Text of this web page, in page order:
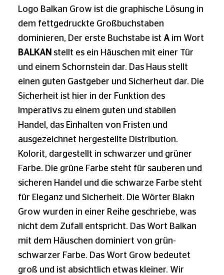
Logo Balkan Grow ist die graphische Lösung in
dem fettgedruckte Großbuchstaben
dominieren, Der erste Buchstabe ist Aim Wort
BALKAN stellt es ein Häuschen mit einer Tür
und einem Schornstein dar. Das Haus stellt
einen guten Gastgeber und Sicherheut dar. Die
Sicherheit ist hier in der Funktion des
Imperativs zu einem guten und stabilen
Handel, das Einhalten von Fristen und
ausgezeichnet hergestellte Distribution.
Kolorit, dargestellt in schwarzer und grüner
Farbe. Die grüne Farbe steht für sauberen und
sicheren Handel und die schwarze Farbe steht
für Eleganz und Sicherheit. Die Wörter Blakn
Grow wurden in einer Reihe geschriebe, was
nicht dem Zufall entspricht. Das Wort Balkan
mit dem Häuschen dominiert von grün-
schwarzer Farbe. Das Wort Grow bedeutet
groß und ist absichtlich etwas kleiner. Wir